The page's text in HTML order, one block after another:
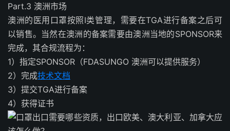
Part.3 澳洲市场
澳洲的医用口罩按照I类管理，需要在TGA进行备案之后可
以销售。当然在澳洲的备案需要由澳洲当地的SPONSOR来
完成，其合规流程为：
1）指定SPONSOR（FDASUNGO 澳洲可以提供服务）
2）完成技术文档
3）提交TGA进行备案
4）获得证书